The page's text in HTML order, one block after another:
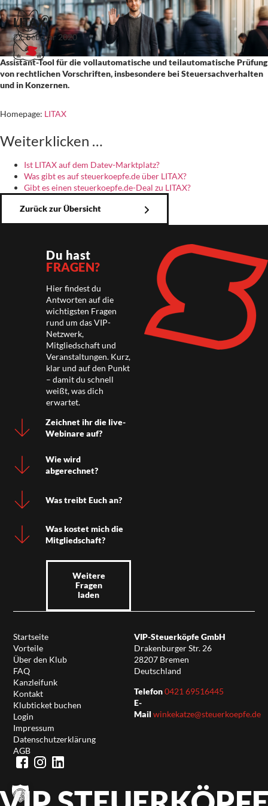
LITAX
22. Februar 2020
Assistant-Tool für die vollautomatische und teilautomatische Prüfung
von rechtlichen Vorschriften, insbesondere bei Steuersachverhalten
und in Konzernen.
Homepage: LITAX
Weiterklicken …
Ist LITAX auf dem Datev-Marktplatz?
Was gibt es auf steuerkoepfe.de über LITAX?
Gibt es einen steuerkoepfe.de-Deal zu LITAX?
Zurück zur Übersicht
Du hast
FRAGEN?
Hier findest du
Antworten auf die
wichtigsten Fragen
rund um das VIP-
Netzwerk,
Mitgliedschaft und
Veranstaltungen. Kurz,
klar und auf den Punkt
– damit du schnell
weißt, was dich
erwartet.
Zeichnet ihr die live-
Webinare auf?
Wie wird
abgerechnet?
Was treibt Euch an?
Was kostet mich die
Mitgliedschaft?
Weitere
Fragen
laden
Startseite
Vorteile
Über den Klub
FAQ
Kanzleifunk
Kontakt
Klubticket buchen
Login
Impressum
Datenschutzerklärung
AGB
VIP-Steuerköpfe GmbH
Drakenburger Str. 26
28207 Bremen
Deutschland
Telefon0421 69516445
E-
Mail winkekatze@steuerkoepfe.de